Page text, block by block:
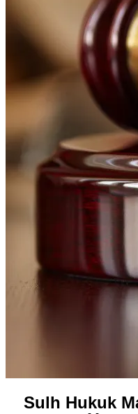
Sulh Hukuk